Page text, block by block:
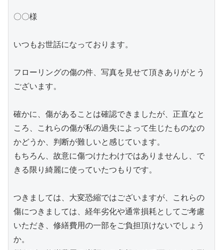
〇〇様
いつもお世話になっております。
フローリングの傷の件、写真を見せて頂きありがとう
ございます。
確かに、傷があることは確認できましたが、正直なと
ころ、これらの傷が私の過失によって生じたものなの
かどうか、判断が難しいと感じています。
もちろん、故意に傷つけたわけではありませんし、で
きる限り綺麗に使っていたつもりです。
つきましては、大変恐縮ではございますが、これらの
傷につきましては、経年劣化や通常損耗としてご考慮
いただき、修繕費用の一部をご負担頂けないでしょう
か。